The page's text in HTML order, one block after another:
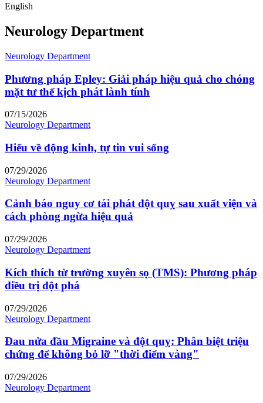
English
Neurology Department
Neurology Department
Phương pháp Epley: Giải pháp hiệu quả cho chóng
mặt tư thế kịch phát lành tính
07/15/2026
Neurology Department
Hiểu về động kinh, tự tin vui sống
07/29/2026
Neurology Department
Cảnh báo nguy cơ tái phát đột quỵ sau xuất viện và
cách phòng ngừa hiệu quả
07/29/2026
Neurology Department
Kích thích từ trường xuyên sọ (TMS): Phương pháp
điều trị đột phá
07/29/2026
Neurology Department
Đau nửa đầu Migraine và đột quỵ: Phân biệt triệu
chứng để không bỏ lỡ "thời điểm vàng"
07/29/2026
Neurology Department